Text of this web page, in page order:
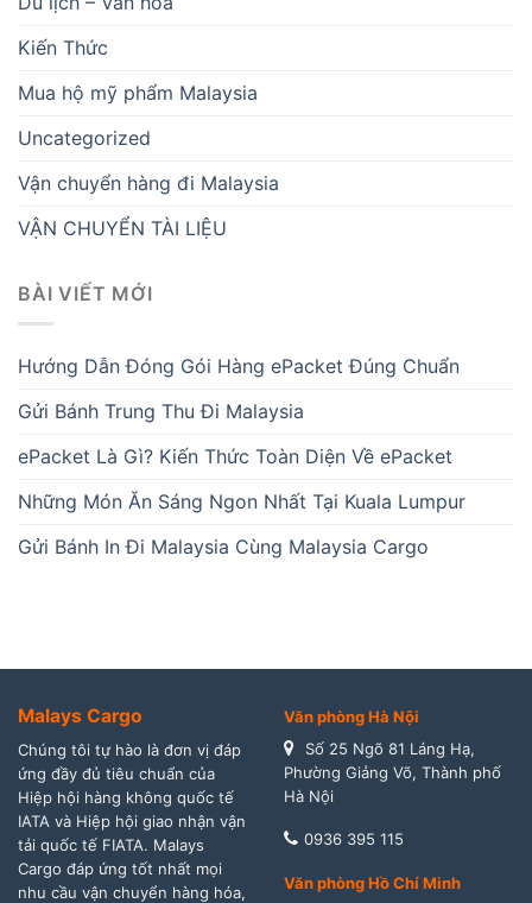
Kiến Thức
Mua hộ mỹ phẩm Malaysia
Uncategorized
Vận chuyển hàng đi Malaysia
VẬN CHUYỂN TÀI LIỆU
BÀI VIẾT MỚI
Hướng Dẫn Đóng Gói Hàng ePacket Đúng Chuẩn
Gửi Bánh Trung Thu Đi Malaysia
ePacket Là Gì? Kiến Thức Toàn Diện Về ePacket
Những Món Ăn Sáng Ngon Nhất Tại Kuala Lumpur
Gửi Bánh In Đi Malaysia Cùng Malaysia Cargo
Malays Cargo
Chúng tôi tự hào là đơn vị đáp
ứng đầy đủ tiêu chuẩn của
Hiệp hội hàng không quốc tế
IATA và Hiệp hội giao nhận vận
tải quốc tế FIATA. Malays
Cargo đáp ứng tốt nhất mọi
nhu cầu vận chuyển hàng hóa,
Văn phòng Hà Nội
Số 25 Ngõ 81 Láng Hạ,
Phường Giảng Võ, Thành phố
Hà Nội
0936 395 115
Văn phòng Hồ Chí Minh